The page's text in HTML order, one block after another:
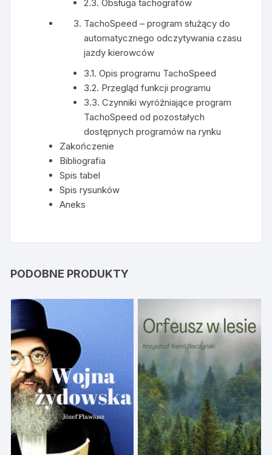
2.3. Obsługa tachografów
TachoSpeed – program służący do
automatycznego odczytywania czasu
jazdy kierowców
3.1. Opis programu TachoSpeed
3.2. Przegląd funkcji programu
3.3. Czynniki wyróżniające program
TachoSpeed od pozostałych
dostępnych programów na rynku
Zakończenie
Bibliografia
Spis tabel
Spis rysunków
Aneks
PODOBNE PRODUKTY